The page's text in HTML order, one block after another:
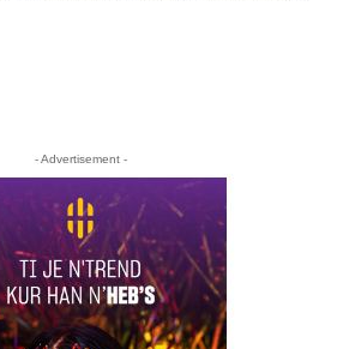
- Advertisement -